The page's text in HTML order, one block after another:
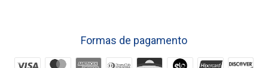
Formas de pagamento